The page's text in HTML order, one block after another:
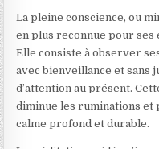
La pleine conscience, ou
en plus reconnue pour ses
Elle consiste à observer
avec bienveillance et sans
d’attention au présent.
diminue les ruminations et
calme profond et durable.